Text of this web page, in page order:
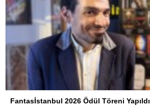
Fantasİstanbul 2026 Ödül Töreni Yapıldı